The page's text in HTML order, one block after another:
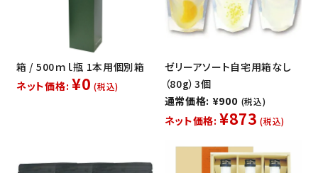
箱 / 500ｍｌ瓶 1本用個別箱
ネット価格: ¥0 (税込)
ゼリーアソート自宅用箱なし
（80g）3個
通常価格: ¥900 (税込)
ネット価格: ¥873 (税込)